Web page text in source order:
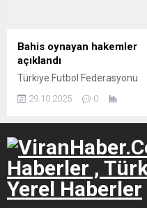
kullanıldığını belirten AK
Partili vekil Mehmet Baykan,
"İspat edemezsen bir
maaşını Mehmetçik Vakfı'na
bağışla" çıkışı yaptı.
Bahis oynayan hakemler
açıklandı
Türkiye Futbol Federasyonu
kapsamında bahis oynayan
29.10.2025 0